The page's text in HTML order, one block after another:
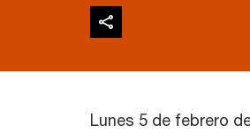
Lunes 5 de febrero